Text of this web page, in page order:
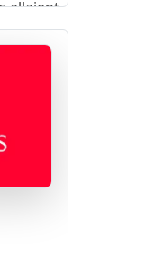
allaient
au
?